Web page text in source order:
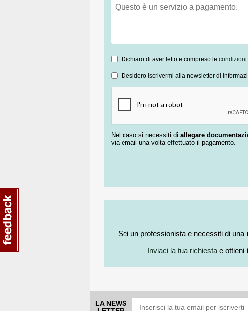
Dichiaro di aver letto e compreso le condizioni
Desidero iscrivermi alla newsletter di
Nel caso si necessiti di allegare
via email una volta effettuato il pagamento.
Sei un professionista e necessiti di una
Inviaci la tua richiesta e ottieni
LA NEWS